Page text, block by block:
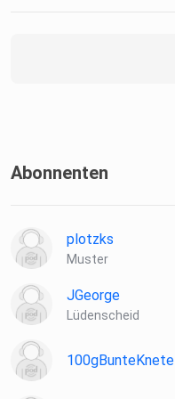
Abonnenten
plotzks
Muster
JGeorge
Lüdenscheid
100gBunteKnete